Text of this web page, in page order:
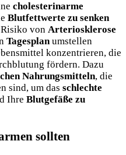
cholesterinarme
Blutfettwerte zu senken
von Arteriosklerose
Tagesplan umstellen
konzentrieren, die
fördern. Dazu
Nahrungsmitteln, die
sind, um das schlechte
Ihre Blutgefäße zu
sollten